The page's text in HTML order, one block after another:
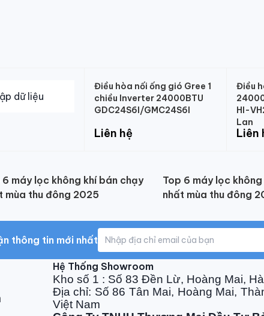
Điều hòa nối ống gió Gree 1
chiều Inverter 24000BTU
GDC24S6I/GMC24S6I
Liên hệ
Điều
HI-
Lan
Liên
6 máy lọc không khí bán chạy
mùa thu đông 2025
Top 6 máy lọc
nhất mùa thu đông
thông tin mới nhất
Hệ Thống Showroom
Kho số 1 : Số 83 Đền Lừ, Hoàng Mai,
Địa chỉ: Số 86 Tân Mai, Hoàng Mai,
Việt Nam